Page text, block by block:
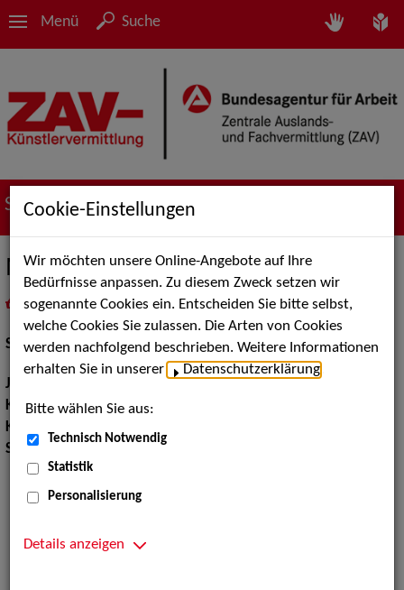
Menü Suche
Suche nach Künstler*innen
Michele Chiazza
als PDF speichern
inMeine Merklistelegen
Schauspiel:Film und TV
Jahrgang:
Körpergröße:173 cm
Konfektionsgröße:
Sprachen:
Deutsch, Italienisch
Cookie-Einstellungen
Wir möchten unsere Online-Angebote auf Ihre
Bedürfnisse anpassen. Zu diesem Zweck setzen wir
sogenannte Cookies ein. Entscheiden Sie bitte selbst,
welche Cookies Sie zulassen. Die Arten von Cookies
werden nachfolgend beschrieben. Weitere Informationen
erhalten Sie in unserer
Datenschutzerklärung
Bitte wählen Sie aus:
Technisch Notwendig
Statistik
Personalisierung
Details anzeigen